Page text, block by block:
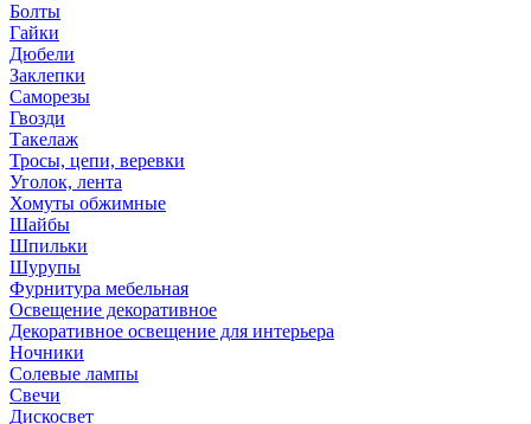
Болты
Гайки
Дюбели
Заклепки
Саморезы
Гвозди
Такелаж
Тросы, цепи, веревки
Уголок, лента
Хомуты обжимные
Шайбы
Шпильки
Шурупы
Фурнитура мебельная
Освещение декоративное
Декоративное освещение для интерьера
Ночники
Солевые лампы
Свечи
Дискосвет